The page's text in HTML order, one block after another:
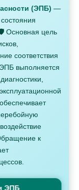
(ЭПБ) —
Основная цель
соответствия
ЭПБ выполняется
к
ЭПБ